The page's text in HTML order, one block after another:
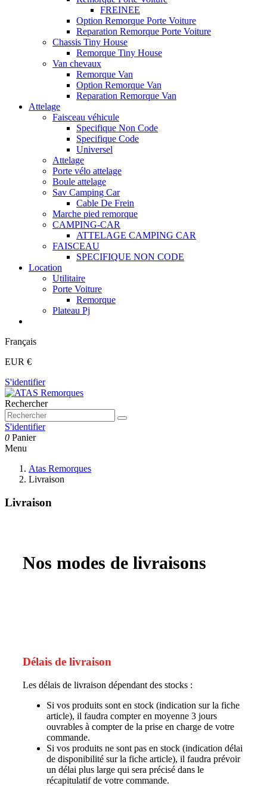
FREINEE
Option Remorque Porte Voiture
Reparation Remorque Porte Voiture
Chassis Tiny House
Remorque Tiny House
Van chevaux
Remorque Van
Option Remorque Van
Reparation Remorque Van
Attelage
Faisceau véhicule
Specifique Non Code
Specifique Code
Universel
Attelage
Porte vélo attelage
Boule attelage
Sav Camping Car
Cable De Frein
Marche pied remorque
CAMPING-CAR
ATTELAGE CAMPING CAR
FAISCEAU
SPECIFIQUE NON CODE
Location
Utilitaire
Porte Voiture
Remorque
Plateau Pj
Français
EUR €
S'identifier
Rechercher
S'identifier
0 Panier
Menu
Atas Remorques
Livraison
Livraison
Nos modes de livraisons
Délais de livraison
Les délais de livraison dépendant des stocks :
Si vos produits sont en stock (indication sur la fiche
article), il faudra compter en moyenne 3 jours
ouvrables à compter de la prise en charge de votre
commande.
Si vos produits ne sont pas en stock (indication délai
de disponibilité sur la fiche article), il faudra prévoir
un délai plus large qui sera précisé dans le
récapitulatif de votre commande.